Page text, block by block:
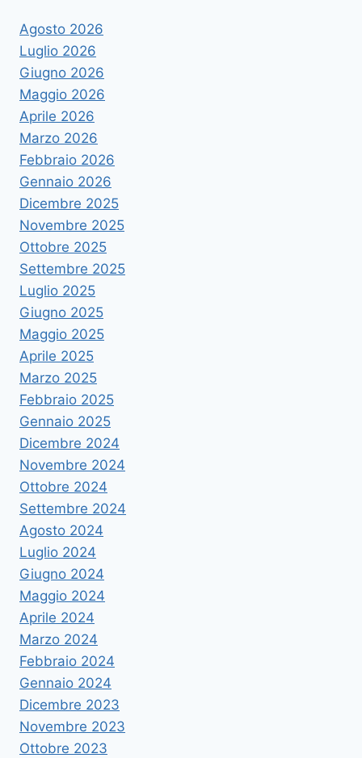
Agosto 2026
Luglio 2026
Giugno 2026
Maggio 2026
Aprile 2026
Marzo 2026
Febbraio 2026
Gennaio 2026
Dicembre 2025
Novembre 2025
Ottobre 2025
Settembre 2025
Luglio 2025
Giugno 2025
Maggio 2025
Aprile 2025
Marzo 2025
Febbraio 2025
Gennaio 2025
Dicembre 2024
Novembre 2024
Ottobre 2024
Settembre 2024
Agosto 2024
Luglio 2024
Giugno 2024
Maggio 2024
Aprile 2024
Marzo 2024
Febbraio 2024
Gennaio 2024
Dicembre 2023
Novembre 2023
Ottobre 2023